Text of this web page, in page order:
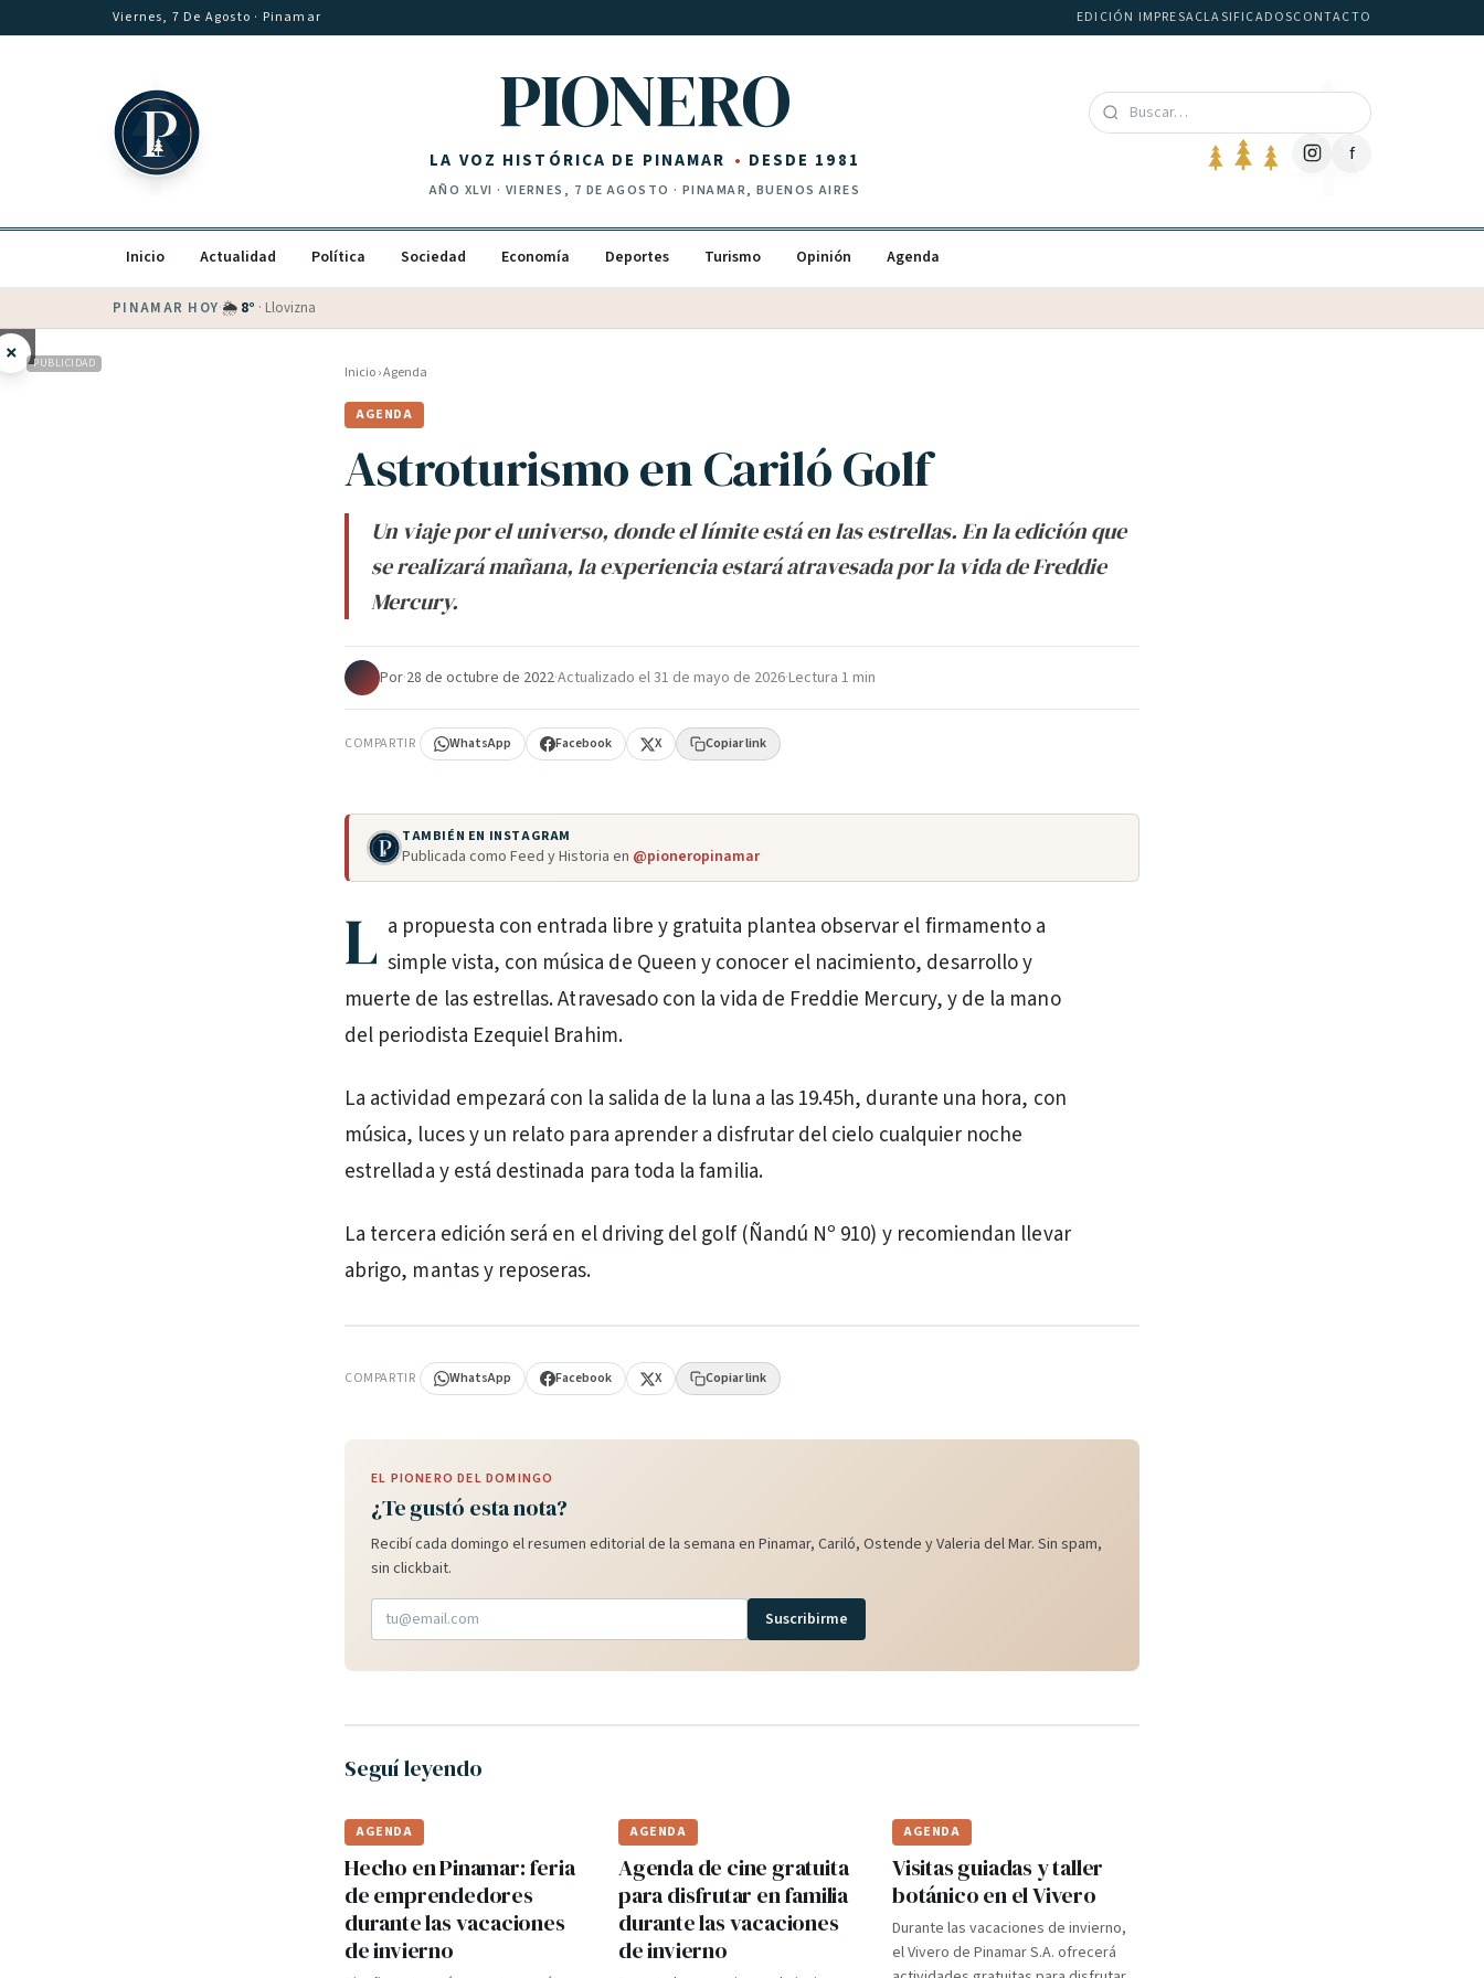
Saltar al contenidoViernes, 7 De Agosto · Pinamar EDICIÓN IMPRESACLASIFICADOSCONTACTO
PIONERO
LA VOZ HISTÓRICA DE PINAMAR DESDE 1981
AÑO XLVI · VIERNES, 7 DE AGOSTO · PINAMAR, BUENOS AIRES
f
Inicio Actualidad Política Sociedad Economía Deportes Turismo Opinión Agenda
PINAMAR HOY·💵 Dólar blue$1530
× PUBLICIDAD Inicio›Agenda
AGENDA
Astroturismo en Cariló Golf
Un viaje por el universo, donde el límite está en las estrellas. En la edición que
se realizará mañana, la experiencia estará atravesada por la vida de Freddie
Mercury.
Por·28 de octubre de 2022·Actualizado el31 de mayo de 2026·Lectura 1 min
COMPARTIR WhatsApp Facebook X Copiar link
TAMBIÉN EN INSTAGRAM
Publicada como Feed y Historia en @pioneropinamar
L a propuesta con entrada libre y gratuita plantea observar el firmamento a
simple vista, con música de Queen y conocer el nacimiento, desarrollo y
muerte de las estrellas. Atravesado con la vida de Freddie Mercury, y de la mano
del periodista Ezequiel Brahim.
La actividad empezará con la salida de la luna a las 19.45h, durante una hora, con
música, luces y un relato para aprender a disfrutar del cielo cualquier noche
estrellada y está destinada para toda la familia.
La tercera edición será en el driving del golf (Ñandú Nº 910) y recomiendan llevar
abrigo, mantas y reposeras.
COMPARTIR WhatsApp Facebook X Copiar link
EL PIONERO DEL DOMINGO
¿Te gustó esta nota?
Recibí cada domingo el resumen editorial de la semana en Pinamar, Cariló, Ostende y Valeria del Mar. Sin spam,
sin clickbait.
Suscribirme
Seguí leyendo
AGENDA
Hecho en Pinamar: feria
de emprendedores
durante las vacaciones
de invierno
AGENDA
Agenda de cine gratuita
para disfrutar en familia
durante las vacaciones
de invierno
AGENDA
Visitas guiadas y taller
botánico en el Vivero
Durante las vacaciones de invierno,
el Vivero de Pinamar S.A. ofrecerá